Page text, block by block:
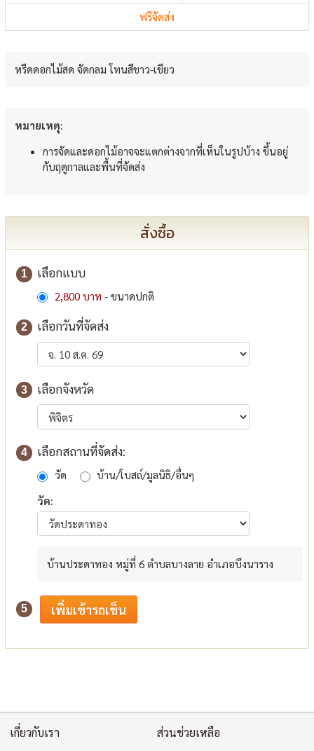
ฟรีจัดส่ง
หรีดดอกไม้สด จัดกลม โทนสีขาว-เขียว
หมายเหตุ:
การจัดและดอกไม้อาจจะแตกต่างจากที่เห็นในรูปบ้าง ขึ้นอยู่
กับฤดูกาลและพื้นที่จัดส่ง
สั่งซื้อ
1 เลือกแบบ
2,800 บาท - ขนาดปกติ
2 เลือกวันที่จัดส่ง
3 เลือกจังหวัด
4 เลือกสถานที่จัดส่ง:
วัด
บ้าน/โบสถ์/มูลนิธิ/อื่นๆ
วัด:
บ้านประดาทอง หมู่ที่ 6 ตำบลบางลาย อำเภอบึงนาราง
5
เกี่ยวกับเรา ส่วนช่วยเหลือ